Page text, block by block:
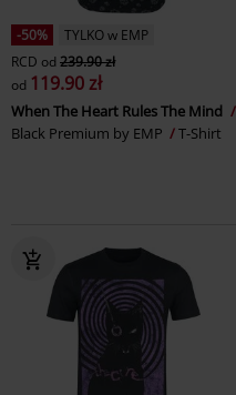
-50%
TYLKO w EMP
RCD od 239.90 zł
od 119.90 zł
When The Heart Rules The Mind
Black Premium by EMP
T-Shirt